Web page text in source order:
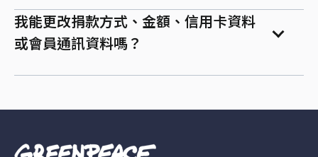
我能更改捐款方式、金額、信用卡資料
或會員通訊資料嗎？